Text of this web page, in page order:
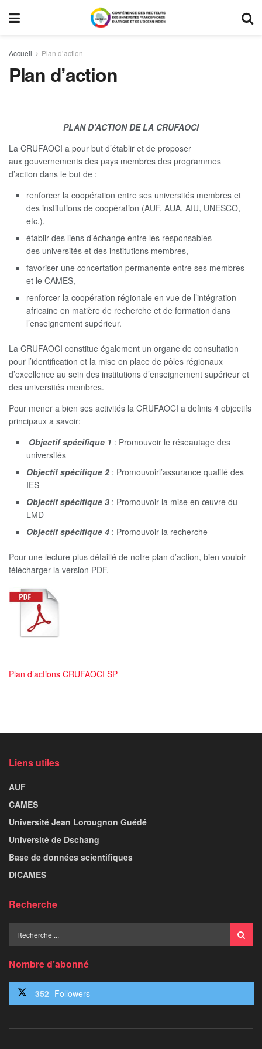
Accueil Plan d’action
Plan d’action
PLAN D’ACTION DE LA CRUFAOCI
La CRUFAOCI a pour but d’établir et de proposer
aux gouvernements des pays membres des programmes
d’action dans le but de :
renforcer la coopération entre ses universités membres et
des institutions de coopération (AUF, AUA, AIU, UNESCO,
etc.),
établir des liens d’échange entre les responsables
des universités et des institutions membres,
favoriser une concertation permanente entre ses membres
et le CAMES,
renforcer la coopération régionale en vue de l’intégration
africaine en matière de recherche et de formation dans
l’enseignement supérieur.
La CRUFAOCI constitue également un organe de consultation
pour l’identification et la mise en place de pôles régionaux
d’excellence au sein des institutions d’enseignement supérieur et
des universités membres.
Pour mener a bien ses activités la CRUFAOCI a definis 4 objectifs
principaux a savoir:
Objectif spécifique 1 : Promouvoir le réseautage des
universités
Objectif spécifique 2: Promouvoirl’assurance qualité des
IES
Objectif spécifique 3 : Promouvoir la mise en œuvre du
LMD
Objectif spécifique 4 : Promouvoir la recherche
Pour une lecture plus détaillé de notre plan d’action, bien vouloir
télécharger la version PDF.
Plan d’actions CRUFAOCI SP
Liens utiles
AUF
CAMES
Université Jean Lorougnon Guédé
Université de Dschang
Base de données scientifiques
DICAMES
Recherche
Nombre d’abonné
352 Followers